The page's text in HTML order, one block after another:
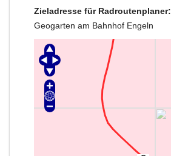
Zieladresse für Radroutenplaner:
Geogarten am Bahnhof Engeln